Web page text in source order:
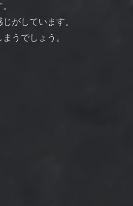
がしています。
うでしょう。